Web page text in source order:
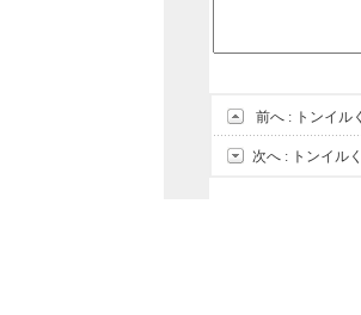
前へ : トンイル
次へ : トンイル